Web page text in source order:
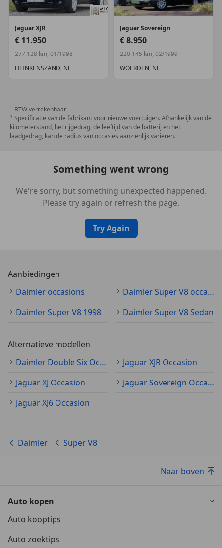
Jaguar XJR
€ 11.950
277.128 km, 01/1998
HEINKENSZAND, NL
JaguarSovereign
€ 8.950
220.145 km, 02/1999
WOERDEN, NL
BTW verrekenbaar
Specificatie van de fabrikant voor nieuwe voertuigen. Afhankelijk van de
kilometerstand, het rijgedrag, de leeftijd van de batterij en het
laadgedrag, kan de radius van occasies aanzienlijk variëren.
Something went wrong
We're sorry, but something unexpected happened.
Please try again or refresh the page.
Try Again
Aanbiedingen
Daimler occasions
Daimler Super V8 occasion
Daimler Super V8 1998
Daimler Super V8 Sedan
Alternatieve modellen
Daimler Double Six Occasion
Jaguar XJR Occasion
Jaguar XJ Occasion
Jaguar Sovereign Occasion
Jaguar XJ6 Occasion
Daimler Super V8
Naar boven
Auto kopen
Auto kooptips
Auto zoektips